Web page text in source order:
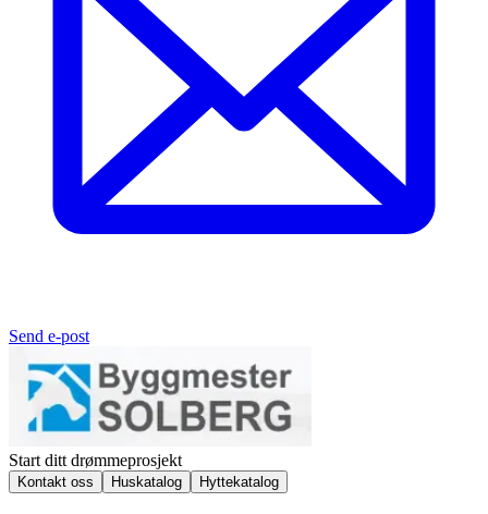
Send e-post
Start ditt drømmeprosjekt
Kontakt oss Huskatalog Hyttekatalog